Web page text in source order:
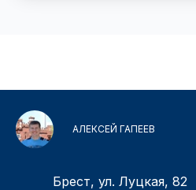
АЛЕКСЕЙ ГАПЕЕВ
Брест, ул. Луцкая, 82